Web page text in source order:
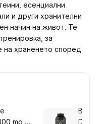
есенциални
и други хранителни
начин на живот. Те
за
на храненето според
mg,
Dark